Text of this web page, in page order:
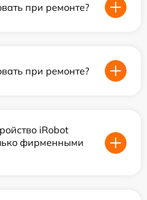
при ремонте?
при ремонте?
iRobot
фирменными